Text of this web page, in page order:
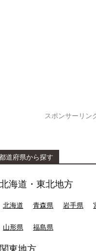
スポンサーリン
道府県から探す
北海道・東北地方
北海道 青森県 岩手県
山形県 福島県